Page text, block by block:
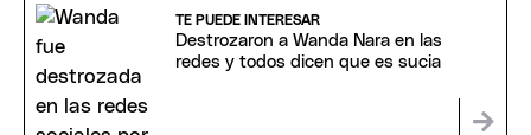
TE PUEDE INTERESAR
Destrozaron a Wanda Nara en las
redes y todos dicen que es sucia